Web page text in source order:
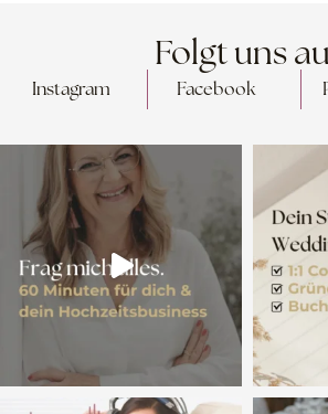
Folgt uns
Instagram Facebook